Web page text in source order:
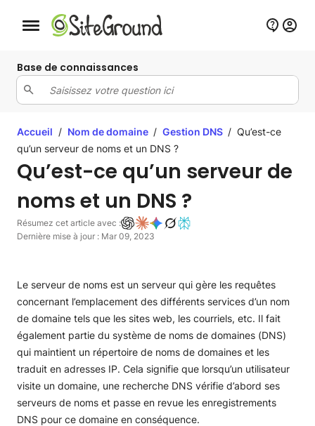
Bouton de navigation mobile
Base de connaissances
Accueil / Nom de domaine / Gestion DNS / Qu’est-ce
qu’un serveur de noms et un DNS ?
Qu’est-ce qu’un serveur de
noms et un DNS ?
Résumez cet article avec :
Dernière mise à jour : Mar 09, 2023
Le serveur de noms est un serveur qui gère les requêtes
concernant l’emplacement des différents services d’un nom
de domaine tels que les sites web, les courriels, etc. Il fait
également partie du système de noms de domaines (DNS)
qui maintient un répertoire de noms de domaines et les
traduit en adresses IP. Cela signifie que lorsqu’un utilisateur
visite un domaine, une recherche DNS vérifie d’abord ses
serveurs de noms et passe en revue les enregistrements
DNS pour ce domaine en conséquence.